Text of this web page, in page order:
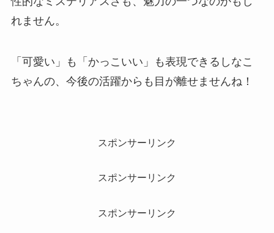
れません。
「可愛い」も「かっこいい」も表現できるしなこ
ちゃんの、今後の活躍からも目が離せませんね！
スポンサーリンク
スポンサーリンク
スポンサーリンク